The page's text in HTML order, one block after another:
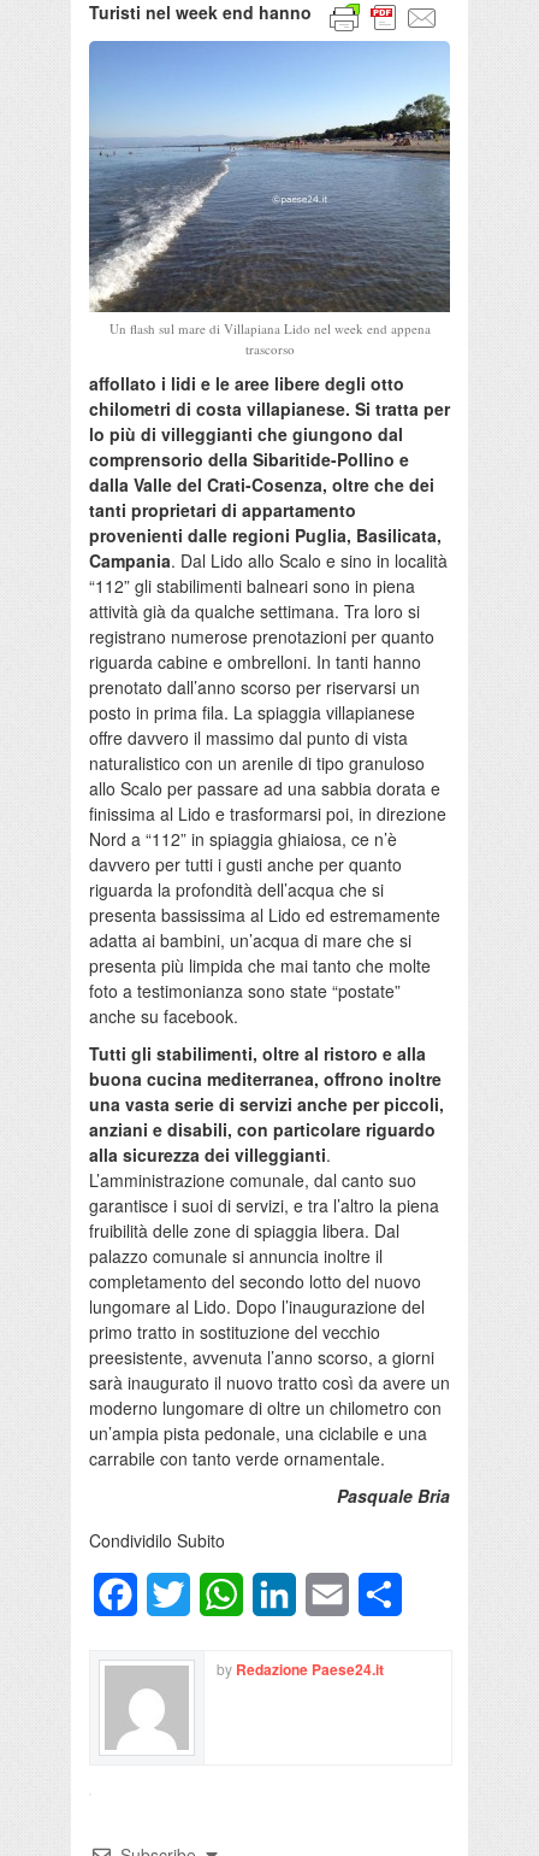
Un flash sul mare di Villapiana Lido nel week end appena
trascorso
Turisti nel week end hanno
affollato i lidi e le aree libere degli otto
chilometri di costa villapianese. Si tratta per
lo più di villeggianti che giungono dal
comprensorio della Sibaritide-Pollino e
dalla Valle del Crati-Cosenza, oltre che dei
tanti proprietari di appartamento
provenienti dalle regioni Puglia, Basilicata,
Campania. Dal Lido allo Scalo e sino in località
“112” gli stabilimenti balneari sono in piena
attività già da qualche settimana. Tra loro si
registrano numerose prenotazioni per quanto
riguarda cabine e ombrelloni. In tanti hanno
prenotato dall’anno scorso per riservarsi un
posto in prima fila. La spiaggia villapianese
offre davvero il massimo dal punto di vista
naturalistico con un arenile di tipo granuloso
allo Scalo per passare ad una sabbia dorata e
finissima al Lido e trasformarsi poi, in direzione
Nord a “112” in spiaggia ghiaiosa, ce n’è
davvero per tutti i gusti anche per quanto
riguarda la profondità dell’acqua che si
presenta bassissima al Lido ed estremamente
adatta ai bambini, un’acqua di mare che si
presenta più limpida che mai tanto che molte
foto a testimonianza sono state “postate”
anche su facebook.
Tutti gli stabilimenti, oltre al ristoro e alla
buona cucina mediterranea, offrono inoltre
una vasta serie di servizi anche per piccoli,
anziani e disabili, con particolare riguardo
alla sicurezza dei villeggianti.
L’amministrazione comunale, dal canto suo
garantisce i suoi di servizi, e tra l’altro la piena
fruibilità delle zone di spiaggia libera. Dal
palazzo comunale si annuncia inoltre il
completamento del secondo lotto del nuovo
lungomare al Lido. Dopo l’inaugurazione del
primo tratto in sostituzione del vecchio
preesistente, avvenuta l’anno scorso, a giorni
sarà inaugurato il nuovo tratto così da avere un
moderno lungomare di oltre un chilometro con
un’ampia pista pedonale, una ciclabile e una
carrabile con tanto verde ornamentale.
Pasquale Bria
Condividilo Subito
FacebookTwitter WhatsAppLinkedInEmail
by Redazione Paese24.it